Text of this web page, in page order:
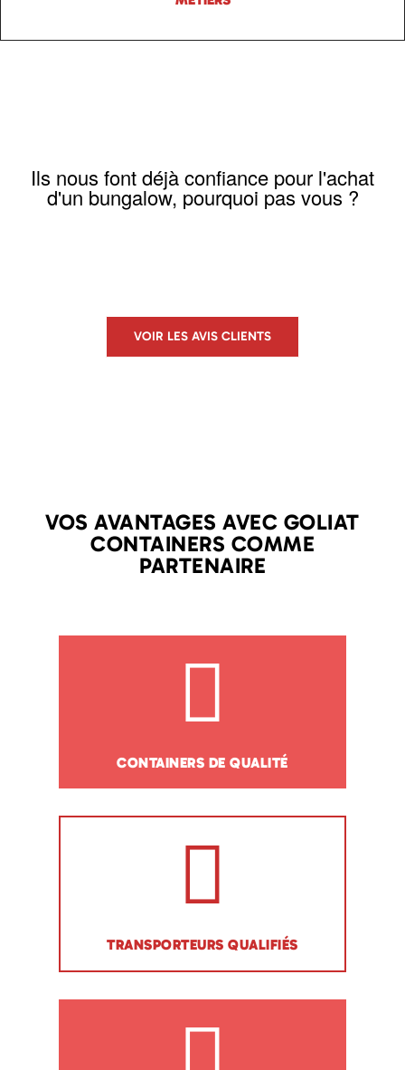
Ils nous font déjà confiance pour l'achat
d'un bungalow, pourquoi pas vous ?
VOIR LES AVIS CLIENTS
VOS AVANTAGES AVEC GOLIAT
CONTAINERS COMME
PARTENAIRE
CONTAINERS DE QUALITÉ
TRANSPORTEURS QUALIFIÉS